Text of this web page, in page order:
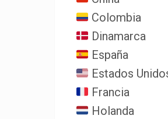
Colombia
Dinamarca
España
Estados
Francia
Holanda